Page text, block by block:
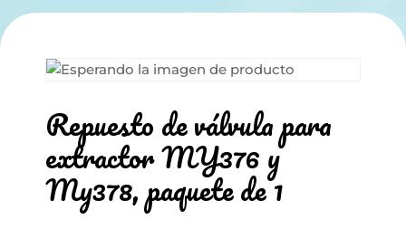
Repuesto de válvula para
extractor MY376 y
My378, paquete de 1